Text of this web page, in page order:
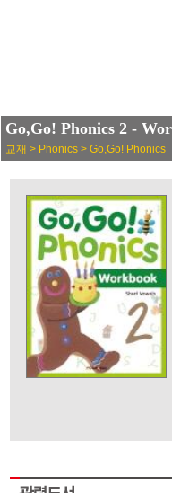
Go,Go! Phonics 2 -
교재 > Phonics > Go,Go! Phonics